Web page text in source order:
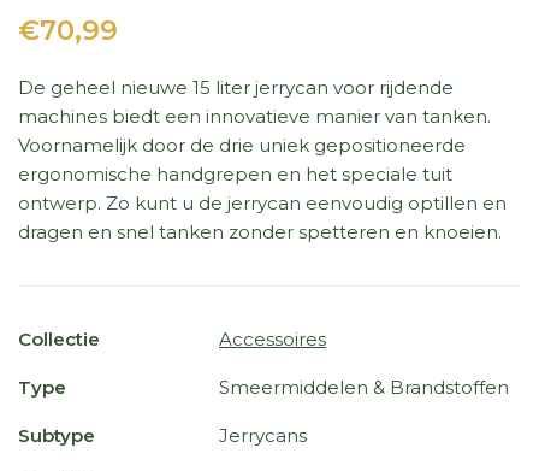
€70,99
De geheel nieuwe 15 liter jerrycan voor rijdende
machines biedt een innovatieve manier van tanken.
Voornamelijk door de drie uniek gepositioneerde
ergonomische handgrepen en het speciale tuit
ontwerp. Zo kunt u de jerrycan eenvoudig optillen en
dragen en snel tanken zonder spetteren en knoeien.
Collectie Accessoires
Type Smeermiddelen & Brandstoffen
Subtype Jerrycans